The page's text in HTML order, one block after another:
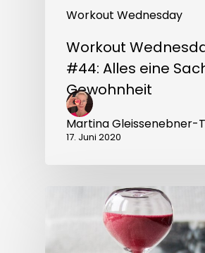
Workout Wednesday
Workout
#44: Alles eine
Gewohnheit
Martina Gleissenebner-
17. Juni 2020